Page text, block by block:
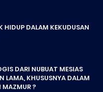
HIDUP DALAM KEKUDUSAN
DARI NUBUAT MESIAS
LAMA, KHUSUSNYA DALAM
MAZMUR ?